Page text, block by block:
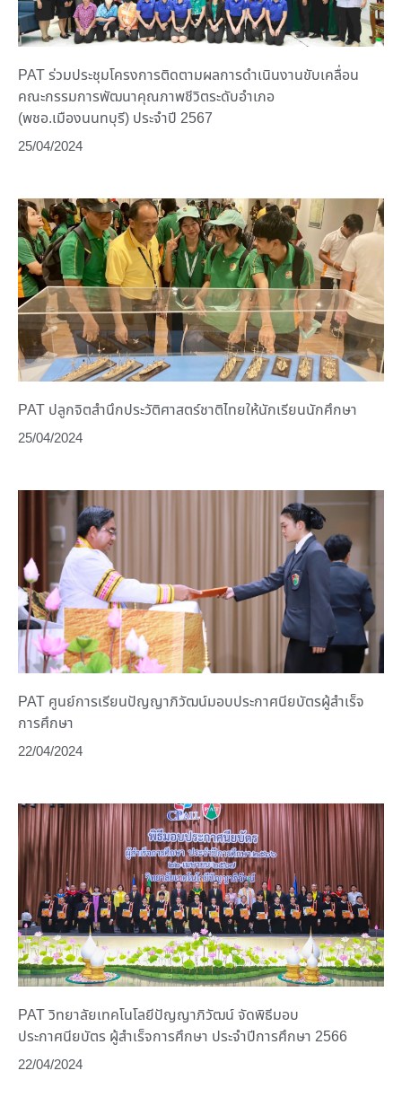
PAT ร่วมประชุมโครงการติดตามผลการดำเนินงานขับเคลื่อน
คณะกรรมการพัฒนาคุณภาพชีวิตระดับอำเภอ
(พชอ.เมืองนนทบุรี) ประจำปี 2567
25/04/2024
PAT ปลูกจิตสำนึกประวัติศาสตร์ชาติไทยให้นักเรียนนักศึกษา
25/04/2024
PAT ศูนย์การเรียนปัญญาภิวัฒน์มอบประกาศนียบัตรผู้สำเร็จ
การศึกษา
22/04/2024
PAT วิทยาลัยเทคโนโลยีปัญญาภิวัฒน์ จัดพิธีมอบ
ประกาศนียบัตร ผู้สำเร็จการศึกษา ประจำปีการศึกษา 2566
22/04/2024